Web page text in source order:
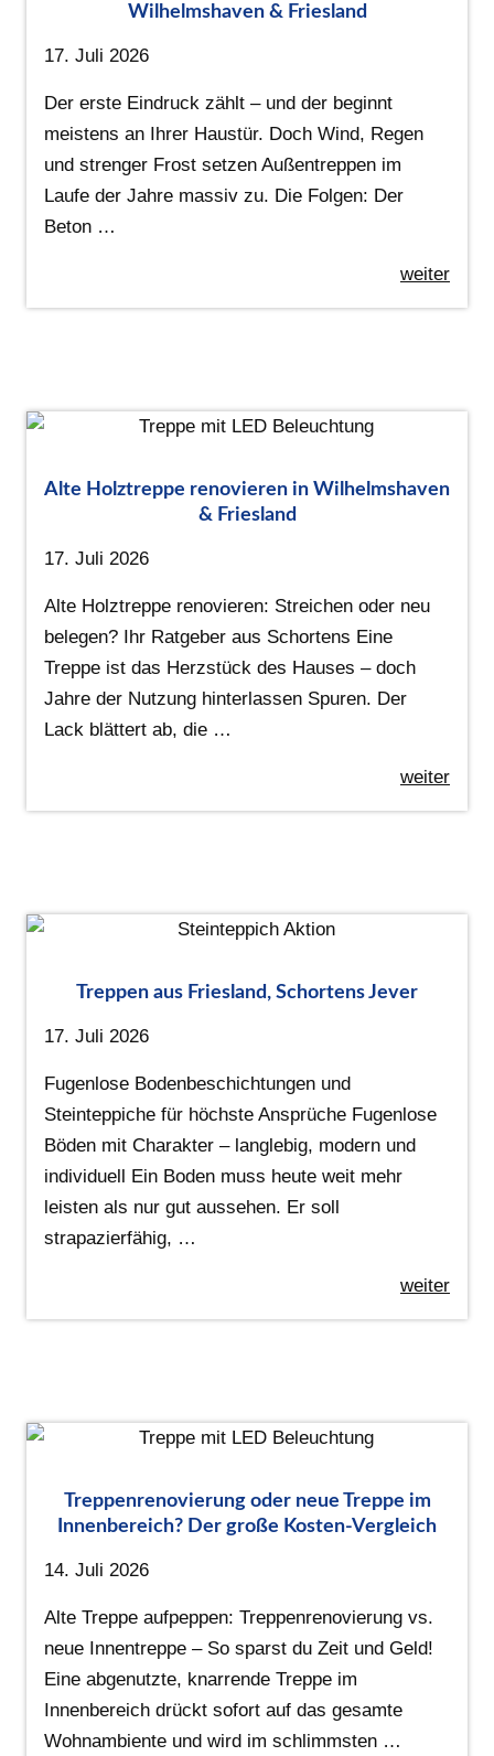
Wilhelmshaven & Friesland
17. Juli 2026
Der erste Eindruck zählt – und der beginnt
meistens an Ihrer Haustür. Doch Wind, Regen
und strenger Frost setzen Außentreppen im
Laufe der Jahre massiv zu. Die Folgen: Der
Beton …
weiter
Alte Holztreppe renovieren in Wilhelmshaven
& Friesland
17. Juli 2026
Alte Holztreppe renovieren: Streichen oder neu
belegen? Ihr Ratgeber aus Schortens Eine
Treppe ist das Herzstück des Hauses – doch
Jahre der Nutzung hinterlassen Spuren. Der
Lack blättert ab, die …
weiter
Treppen aus Friesland, Schortens Jever
17. Juli 2026
Fugenlose Bodenbeschichtungen und
Steinteppiche für höchste Ansprüche Fugenlose
Böden mit Charakter – langlebig, modern und
individuell Ein Boden muss heute weit mehr
leisten als nur gut aussehen. Er soll
strapazierfähig, …
weiter
Treppenrenovierung oder neue Treppe im
Innenbereich? Der große Kosten-Vergleich
14. Juli 2026
Alte Treppe aufpeppen: Treppenrenovierung vs.
neue Innentreppe – So sparst du Zeit und Geld!
Eine abgenutzte, knarrende Treppe im
Innenbereich drückt sofort auf das gesamte
Wohnambiente und wird im schlimmsten …